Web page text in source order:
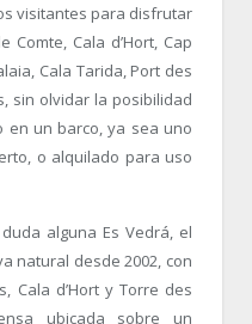
visitantes para disfrutar
Cala d’Hort, Cap
Cala Tarida, Port des
sin olvidar la posibilidad
en un barco, ya sea uno
o alquilado para uso
alguna Es Vedrá, el
natural desde 2002, con
Cala d’Hort y Torre des
ubicada sobre un